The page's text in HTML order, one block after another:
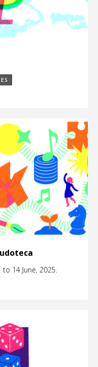
14 June, 2025.